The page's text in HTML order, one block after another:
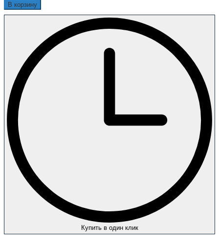
В корзину
Купить в один клик